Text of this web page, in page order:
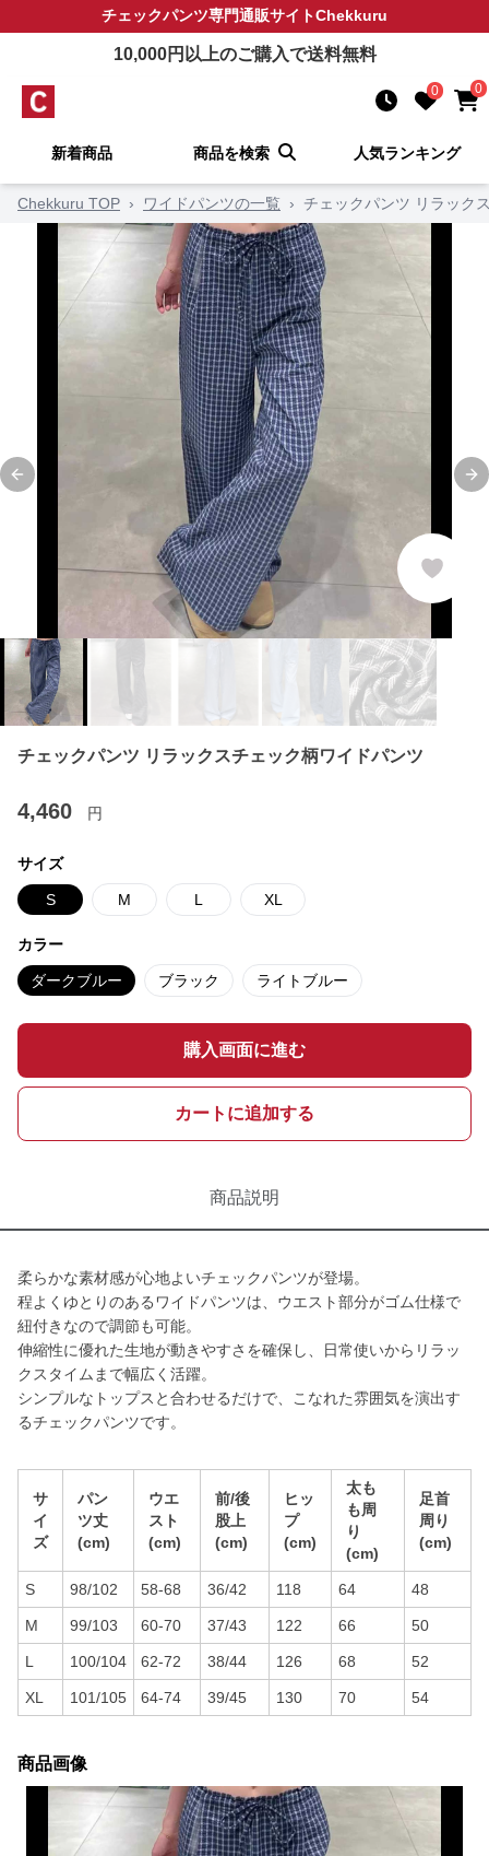
チェックパンツ専門通販サイトChekkuru
10,000円以上のご購入で送料無料
0 0
新着商品 商品を検索 人気ランキング
Chekkuru TOP › ワイドパンツの一覧 › チェックパンツ リラック
Previous slide
チェックパンツ リラックスチェック柄ワイドパンツ
4,460 円
サイズ
S M L XL
カラー
ダークブルー ブラック ライトブルー
購入画面に進む
カートに追加する
商品説明
柔らかな素材感が心地よいチェックパンツが登場。
程よくゆとりのあるワイドパンツは、ウエスト部分がゴム仕様で
紐付きなので調節も可能。
伸縮性に優れた生地が動きやすさを確保し、日常使いからリラッ
クスタイムまで幅広く活躍。
シンプルなトップスと合わせるだけで、こなれた雰囲気を演出す
るチェックパンツです。
サ
イ
ズ
パン
ツ丈
(cm)
ウエ
スト
(cm)
前/後
股上
(cm)
ヒッ
プ
(cm)
太も
も周
り
(cm)
足首
周り
(cm)
S 98/102 58-68 36/42 118 64 48
M 99/103 60-70 37/43 122 66 50
L 100/104 62-72 38/44 126 68 52
XL 101/105 64-74 39/45 130 70 54
商品画像